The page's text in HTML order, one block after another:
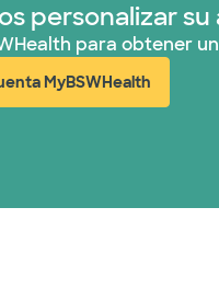
personalizar
para obtener
MyBSWHealth
(abre en ventana nueva)